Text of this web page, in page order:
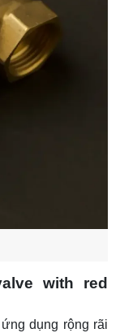
with red
dụng rộng rãi